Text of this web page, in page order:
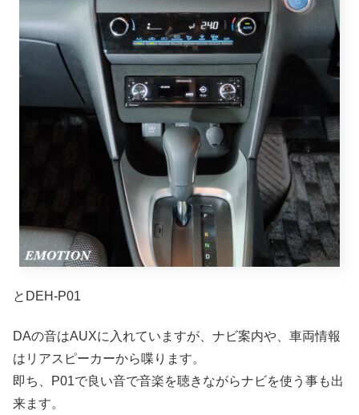
とDEH-P01
DAの音はAUXに入れていますが、ナビ案内や、車両情報
はリアスピーカーから喋ります。
即ち、P01で良い音で音楽を聴きながらナビを使う事も出
来ます。